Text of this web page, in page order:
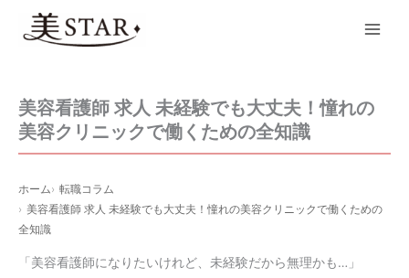
美容看護師 求人 未経験でも大丈夫！憧れの
美容クリニックで働くための全知識
ホーム
転職コラム
美容看護師 求人 未経験でも大丈夫！憧れの美容クリニックで働くための
全知識
「美容看護師になりたいけれど、未経験だから無理かも…」